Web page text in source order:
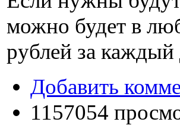
можно будет в
рублей за
Добавить
1157054